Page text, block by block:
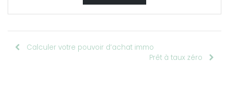
Calculer votre pouvoir d’achat immo
Prêt à taux zéro